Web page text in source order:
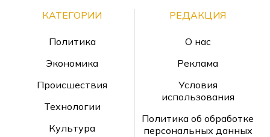
КАТЕГОРИИ
Политика
Экономика
Происшествия
Технологии
Культура
РЕДАКЦИЯ
О нас
Реклама
Условия
использования
Политика об обработке
персональных данных